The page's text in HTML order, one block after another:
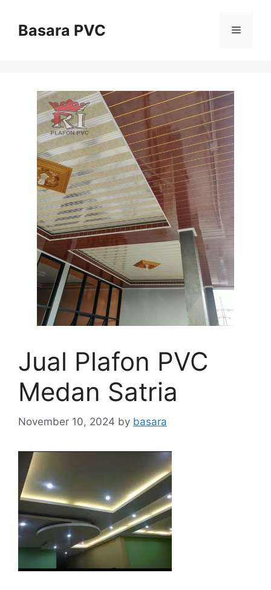
contentBasara PVC Menu
Jual Plafon PVC
Medan Satria
November 10, 2024 by basara